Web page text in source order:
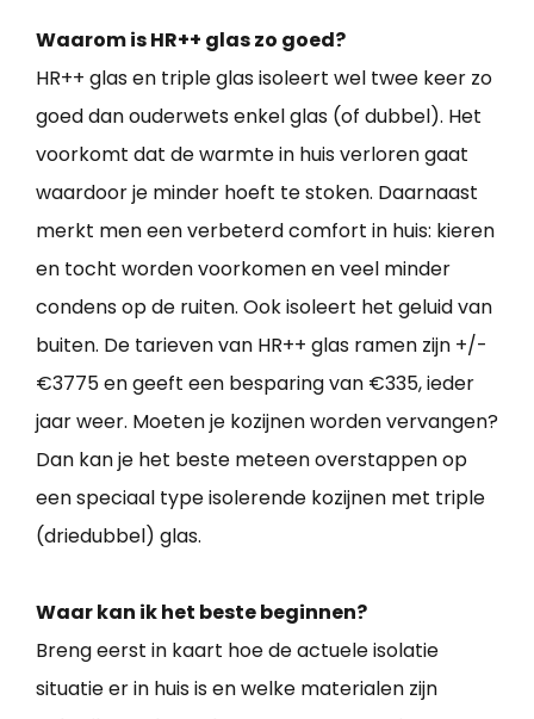
Waarom is HR++ glas zo goed?
HR++ glas en triple glas isoleert wel twee keer zo
goed dan ouderwets enkel glas (of dubbel). Het
voorkomt dat de warmte in huis verloren gaat
waardoor je minder hoeft te stoken. Daarnaast
merkt men een verbeterd comfort in huis: kieren
en tocht worden voorkomen en veel minder
condens op de ruiten. Ook isoleert het geluid van
buiten. De tarieven van HR++ glas ramen zijn +/-
€3775 en geeft een besparing van €335, ieder
jaar weer. Moeten je kozijnen worden vervangen?
Dan kan je het beste meteen overstappen op
een speciaal type isolerende kozijnen met triple
(driedubbel) glas.
Waar kan ik het beste beginnen?
Breng eerst in kaart hoe de actuele isolatie
situatie er in huis is en welke materialen zijn